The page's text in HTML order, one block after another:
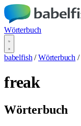
Wörterbuch
babelfish / Wörterbuch /
freak
Wörterbuch